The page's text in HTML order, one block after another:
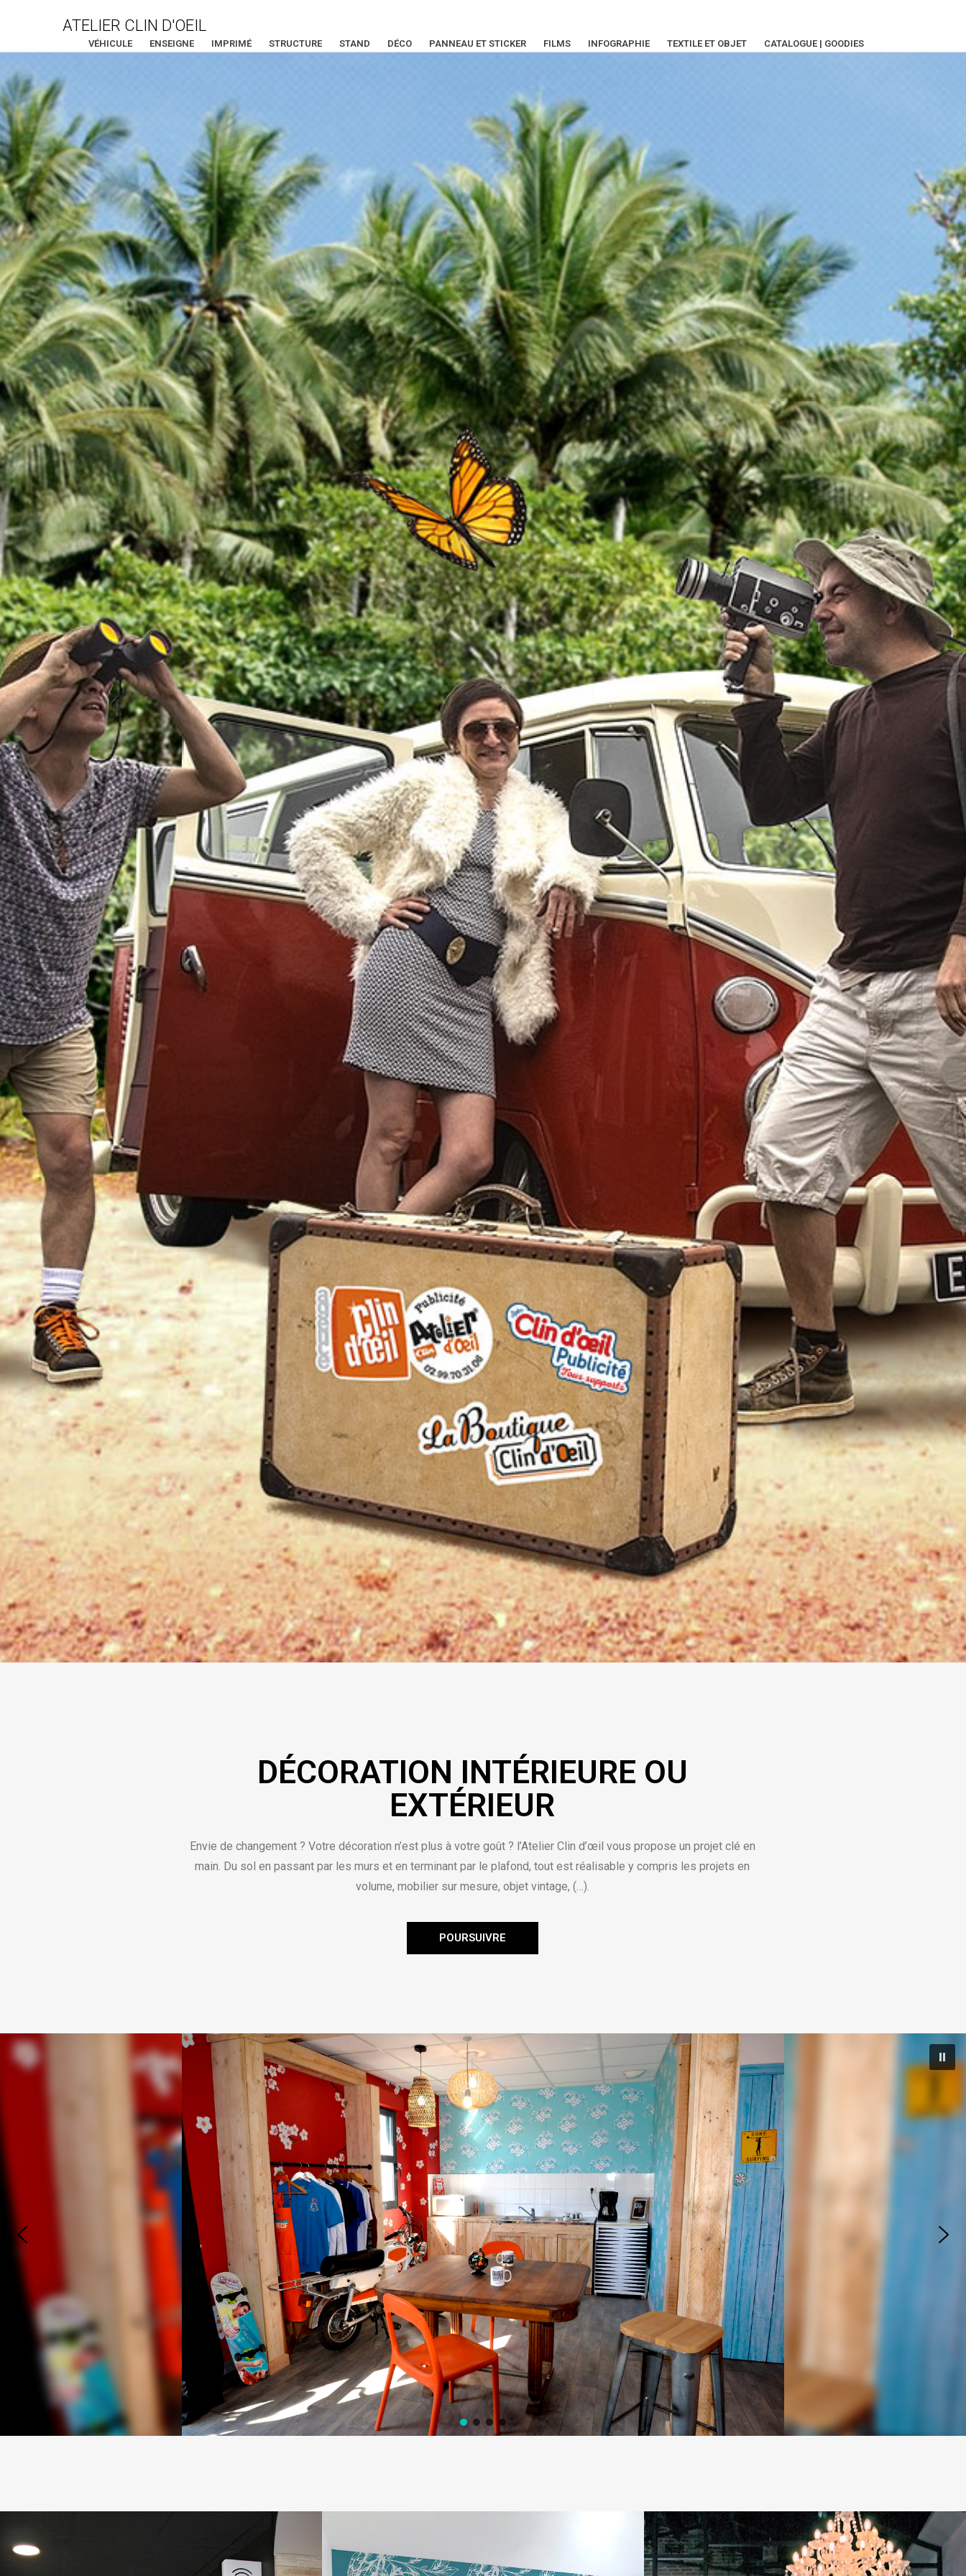
ATELIER CLIN D'OEIL
VÉHICULE ENSEIGNE IMPRIMÉ STRUCTURE STAND DÉCO PANNEAU ET STICKER FILMS INFOGRAPHIE TEXTILE ET OBJET CATALOGUE | GOODIES
DÉCORATION INTÉRIEURE OU
EXTÉRIEUR
Envie de changement ? Votre décoration n’est plus à votre goût ? l’Atelier Clin d’œil vous propose un projet clé en
main. Du sol en passant par les murs et en terminant par le plafond, tout est réalisable y compris les projets en
volume, mobilier sur mesure, objet vintage, (…).
POURSUIVRE